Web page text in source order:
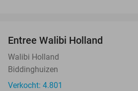
Entree Walibi Holland
Walibi Holland
Biddinghuizen
Verkocht: 4.801